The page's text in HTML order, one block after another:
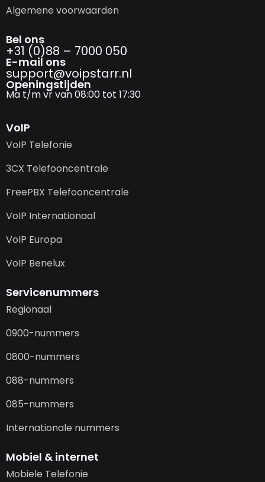
Algemene voorwaarden
Bel ons
+31 (0)88 – 7000 050
E-mail ons
support@­voipstarr.nl
Openingstijden
Ma t/m vr van 08:00 tot 17:30
VoIP
VoIP Telefonie
3CX Telefooncentrale
FreePBX Telefooncentrale
VoIP Internationaal
VoIP Europa
VoIP Benelux
Servicenummers
Regionaal
0900-nummers
0800-nummers
088-nummers
085-nummers
Internationale nummers
Mobiel & internet
Mobiele Telefonie